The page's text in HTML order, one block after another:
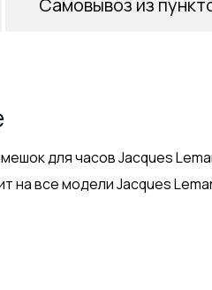
для часов Jacques
на все модели Jacques
Самовывоз из